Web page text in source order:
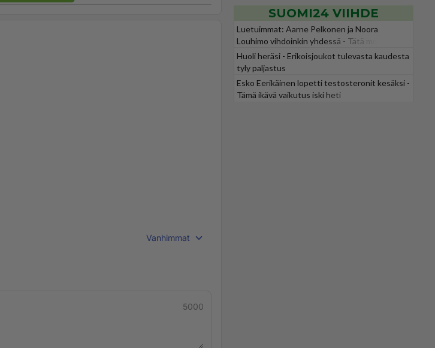
Vanhimmat
5000
SUOMI24 VIIHDE
Luetuimmat: Aarne Pelkonen ja Noora
Louhimo vihdoinkin yhdessä - Tätä moni jo
odotti
Huoli heräsi - Erikoisjoukot tulevasta kaudesta
tyly paljastus
Esko Eerikäinen lopetti testosteronit kesäksi -
Tämä ikävä vaikutus iski heti